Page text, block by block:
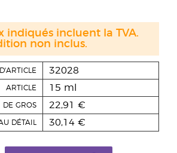
32028
ARTICLE 15 ml
DE GROS 22,91 €
DÉTAIL 30,14 €
indiqués incluent la TVA.
non inclus.